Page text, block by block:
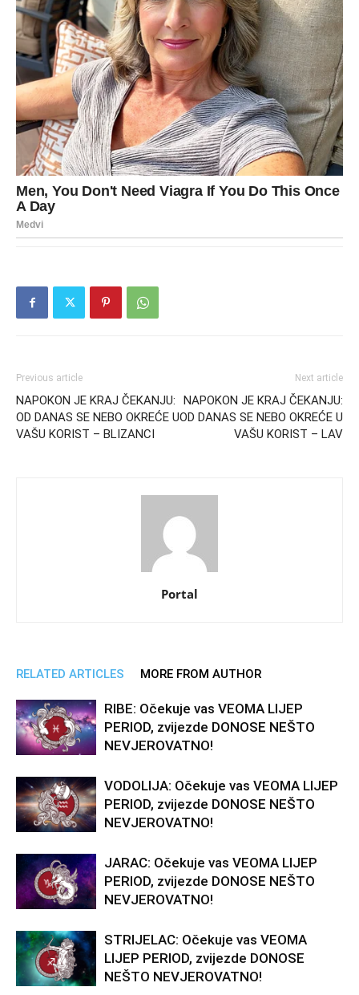
Previous article
NAPOKON JE KRAJ ČEKANJU:
OD DANAS SE NEBO OKREĆE U
VAŠU KORIST – BLIZANCI
Next article
NAPOKON JE KRAJ ČEKANJU:
OD DANAS SE NEBO OKREĆE U
VAŠU KORIST – LAV
Portal
RELATED ARTICLES MORE FROM AUTHOR
RIBE: Očekuje vas VEOMA LIJEP
PERIOD, zvijezde DONOSE NEŠTO
NEVJEROVATNO!
VODOLIJA: Očekuje vas VEOMA LIJEP
PERIOD, zvijezde DONOSE NEŠTO
NEVJEROVATNO!
JARAC: Očekuje vas VEOMA LIJEP
PERIOD, zvijezde DONOSE NEŠTO
NEVJEROVATNO!
STRIJELAC: Očekuje vas VEOMA
LIJEP PERIOD, zvijezde DONOSE
NEŠTO NEVJEROVATNO!